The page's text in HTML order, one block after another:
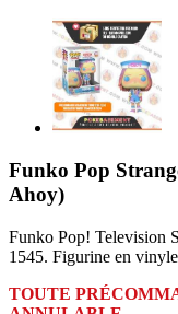
Funko Pop
Ahoy)
Funko Pop! Television
1545. Figurine en
TOUTE